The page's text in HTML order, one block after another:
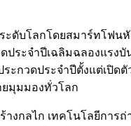
บโลกโดยสมาร์ทโฟนหัว
ประจำปีเฉลิมฉลองแร
ะกวดประจำปีตั้งแต่เปิด
ยมุมมองทั่วโลก
างกลไก เทคโนโลยีการ